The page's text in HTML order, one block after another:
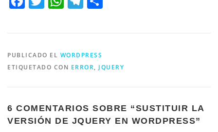
PUBLICADO EL WORDPRESS
ETIQUETADO CON ERROR, JQUERY
6 COMENTARIOS SOBRE “SUSTITUIR LA
VERSIÓN DE JQUERY EN WORDPRESS”